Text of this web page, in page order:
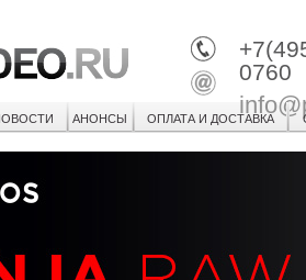
0760
АНОНСЫ ОПЛАТА И ДОСТАВКА